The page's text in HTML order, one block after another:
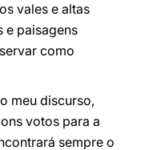
vales e altas
e paisagens
como
meu discurso,
votos para a
sempre o